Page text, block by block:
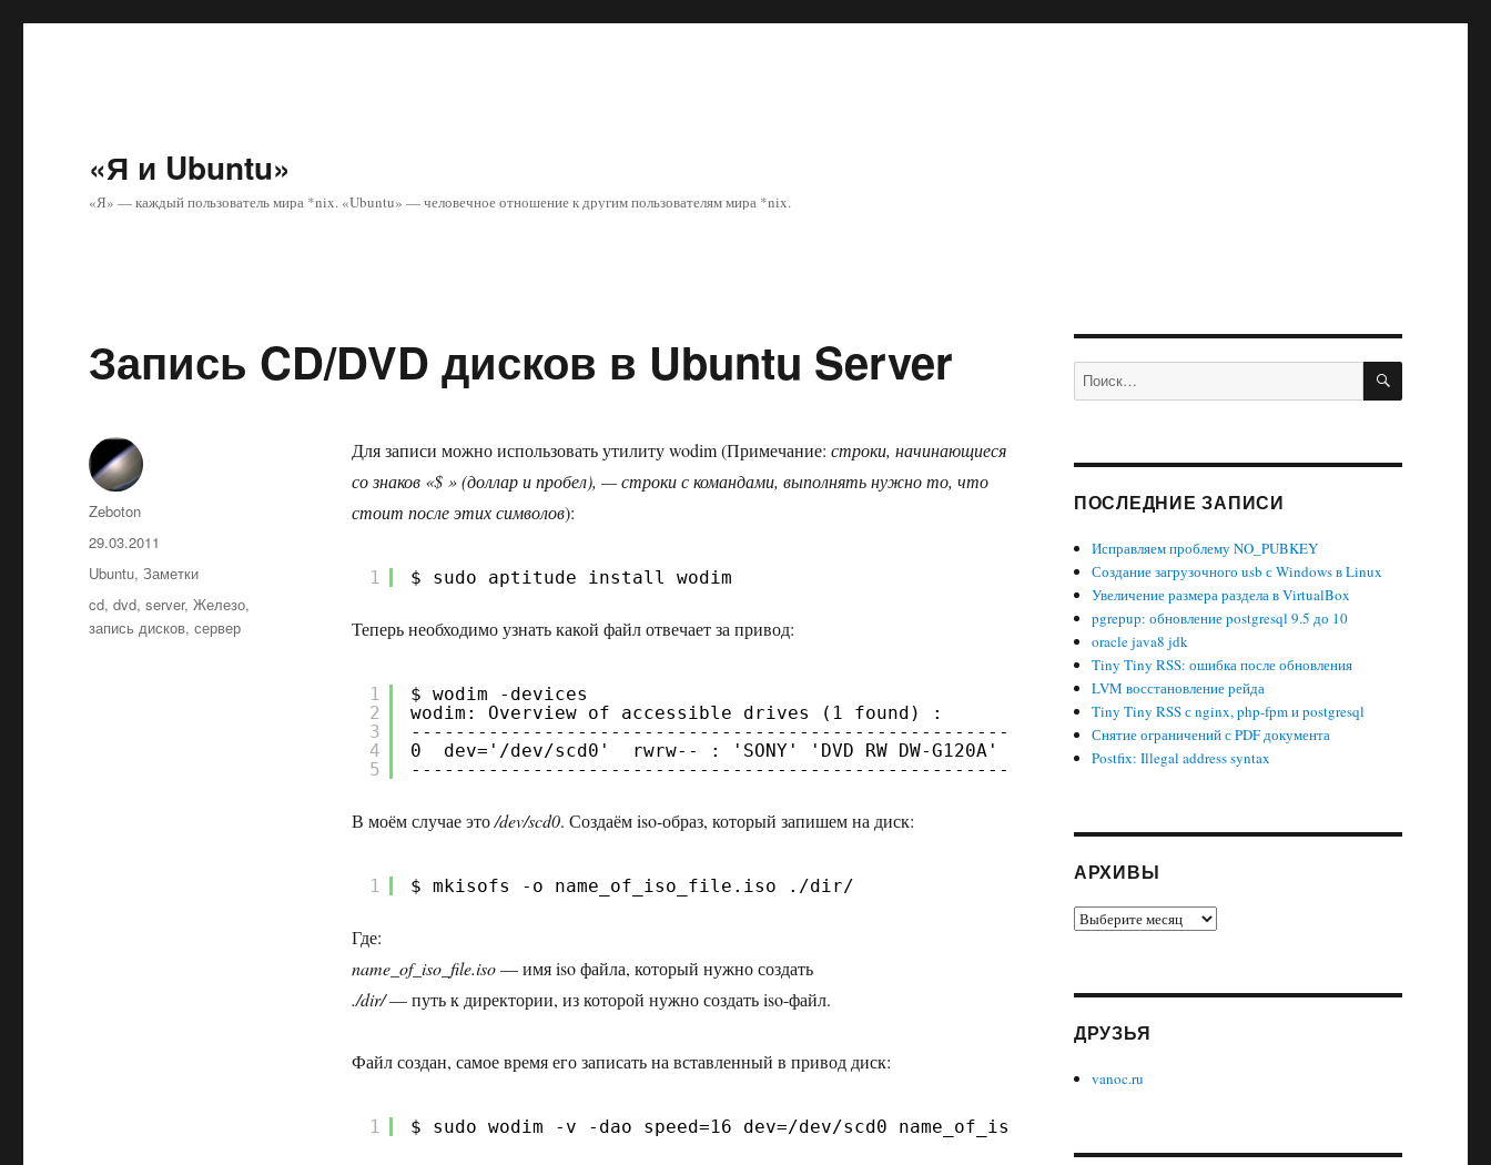
«Я и Ubuntu»
«Я» — каждый пользователь мира *nix. «Ubuntu» — человечное отношение к другим пользователям мира *nix.
Запись CD/DVD дисков в Ubuntu Server
Для записи можно использовать утилиту wodim (Примечание: строки, начинающиеся
со знаков «$ » (доллар и пробел), — строки с командами, выполнять нужно то, что
стоит после этих символов):
1 $ sudo aptitude install wodim
Теперь необходимо узнать какой файл отвечает за привод:
1
2
3
4
5
$ wodim -devices
wodim: Overview of accessible drives (1 found) :
-------------------------------------------------------------------------
0  dev='/dev/scd0'  rwrw-- : 'SONY' 'DVD RW DW-G120A'
-------------------------------------------------------------------------
В моём случае это/dev/scd0. Создаём iso-образ, который запишем на диск:
1 $ mkisofs -o name_of_iso_file.iso ./dir/
Где:
name_of_iso_file.iso— имя iso файла, который нужно создать
./dir/— путь к директории, из которой нужно создать iso-файл.
Файл создан, самое время его записать на вставленный в привод диск:
1 $ sudo wodim -v -dao speed=16 dev=/dev/scd0 name_of_iso_file.iso
Автор
Zeboton
Опубликовано
29.03.2011
Рубрики
Ubuntu,Заметки
Метки
cd,dvd,server,Железо,
запись дисков,сервер
Искать: ПОИСК
ПОСЛЕДНИЕ ЗАПИСИ
Исправляем проблему NO_PUBKEY
Создание загрузочного usb с Windows в Linux
Увеличение размера раздела в VirtualBox
pgrepup: обновление postgresql 9.5 до 10
oracle java8 jdk
Tiny Tiny RSS: ошибка после обновления
LVM восстановление рейда
Tiny Tiny RSS с nginx, php-fpm и postgresql
Снятие ограничений с PDF документа
Postfix: Illegal address syntax
АРХИВЫ
Архивы
ДРУЗЬЯ
vanoc.ru